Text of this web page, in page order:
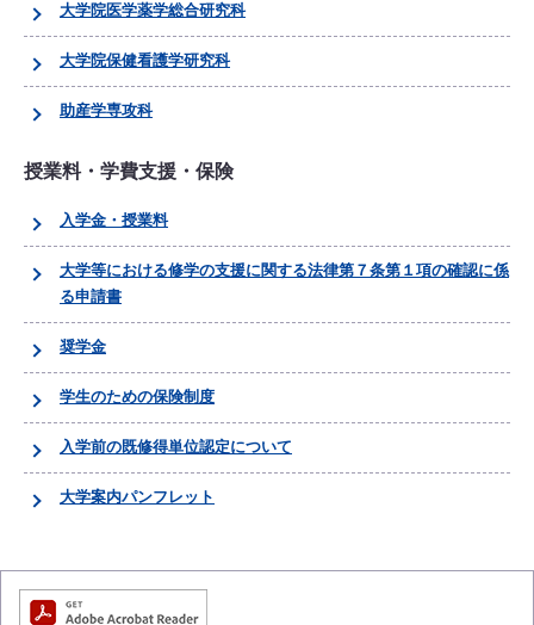
大学院医学薬学総合研究科
大学院保健看護学研究科
助産学専攻科
授業料・学費支援・保険
入学金・授業料
大学等における修学の支援に関する法律第７条第１項の確認に係
る申請書
奨学金
学生のための保険制度
入学前の既修得単位認定について
大学案内パンフレット